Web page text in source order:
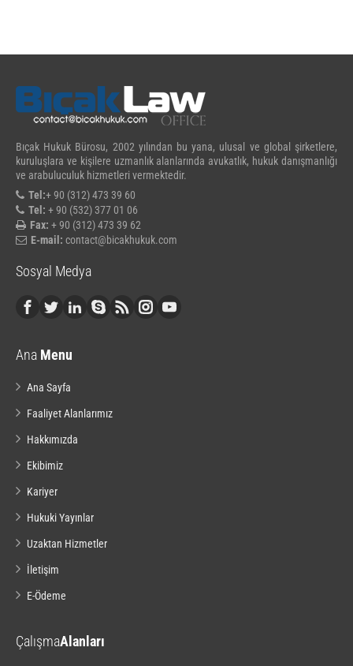
Bıçak Hukuk Bürosu, 2002 yılından bu yana, ulusal ve global şirketlere,
kuruluşlara ve kişilere uzmanlık alanlarında avukatlık, hukuk danışmanlığı
ve arabuluculuk hizmetleri vermektedir.
Tel:+ 90 (312) 473 39 60
Tel: + 90 (532) 377 01 06
Fax: + 90 (312) 473 39 62
E-mail: contact@bicakhukuk.com
Sosyal Medya
Ana Menu
Ana Sayfa
Faaliyet Alanlarımız
Hakkımızda
Ekibimiz
Kariyer
Hukuki Yayınlar
Uzaktan Hizmetler
İletişim
E-Ödeme
ÇalışmaAlanları